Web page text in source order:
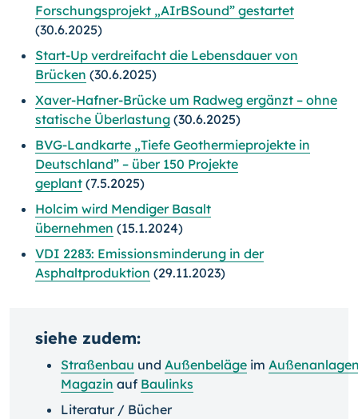
Forschungsprojekt „AIrBSound” gestartet
(30.6.2025)
Start-Up verdreifacht die Lebensdauer von
Brücken (30.6.2025)
Xaver-Hafner-Brücke um Radweg ergänzt – ohne
statische Überlastung (30.6.2025)
BVG-Landkarte „Tiefe Geothermieprojekte in
Deutschland” – über 150 Projekte
geplant (7.5.2025)
Holcim wird Mendiger Basalt
übernehmen (15.1.2024)
VDI 2283: Emissionsminderung in der
Asphaltproduktion (29.11.2023)
siehe zudem:
Straßenbau und Außenbeläge im
Magazin auf Baulinks
Literatur / Bücher